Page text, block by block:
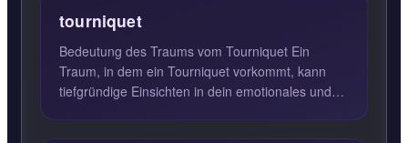
tourniquet
Bedeutung des Traums vom Tourniquet Ein
Traum, in dem ein Tourniquet vorkommt, kann
tiefgründige Einsichten in dein emotionales und